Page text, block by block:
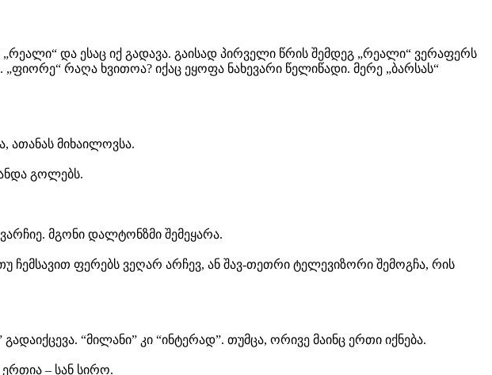
და ესაც იქ გადავა. გაისად პირველი წრის შემდეგ „რეალი“ ვერაფერს
რაღა ხვითოა? იქაც ეყოფა ნახევარი წელიწადი. მერე „ბარსას“
ათანას მიხაილოვსა.
გოლებს.
მგონი დალტონზმი შემეყარა.
ჩემსავით ფერებს ვეღარ არჩევ, ან შავ-თეთრი ტელევიზორი შემოგჩა, რის
“მილანი” კი “ინტერად”. თუმცა, ორივე მაინც ერთი იქნება.
– სან სირო.